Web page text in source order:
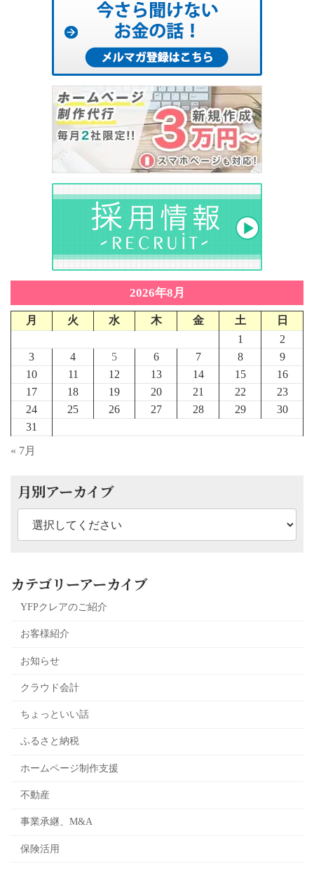
2026年8月
月 火 水 木 金 土
日
1
2
3
4 5 6 7 8
9
10
11 12 13 14 15
16
17
18 19 20 21 22
23
24
25 26 27 28 29
30
31
« 7月
月別アーカイブ
カテゴリーアーカイブ
YFPクレアのご紹介
お客様紹介
お知らせ
クラウド会計
ちょっといい話
ふるさと納税
ホームページ制作支援
不動産
事業承継、M&A
保険活用